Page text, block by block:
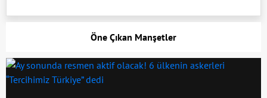
Öne Çıkan Manşetler